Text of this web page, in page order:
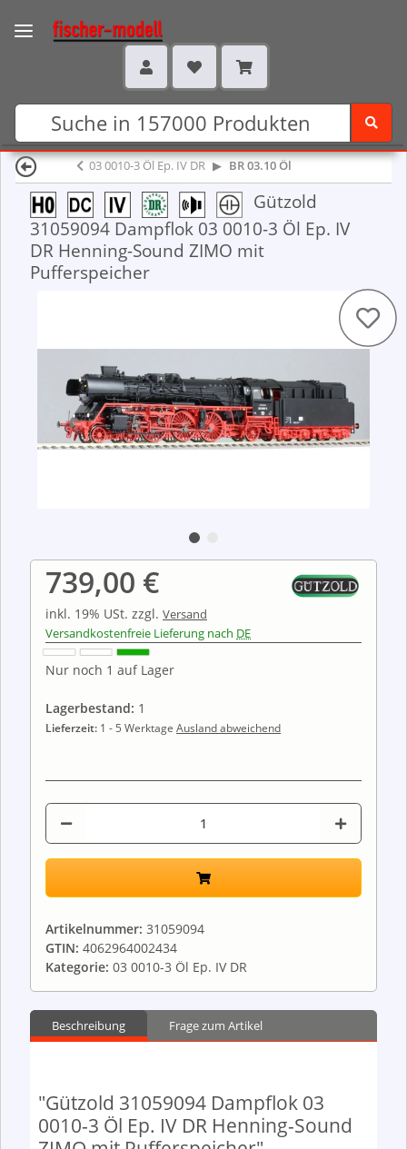
03 0010-3 Öl Ep. IV DR BR 03.10 Öl
Gützold
31059094 Dampflok 03 0010-3 Öl Ep. IV
DR Henning-Sound ZIMO mit
Pufferspeicher
739,00 €
inkl. 19% USt. zzgl. Versand
Versandkostenfreie Lieferung nach DE
Nur noch 1 auf Lager
Lagerbestand: 1
Lieferzeit: 1 - 5 Werktage Ausland abweichend
Artikelnummer: 31059094
GTIN: 4062964002434
Kategorie: 03 0010-3 Öl Ep. IV DR
Beschreibung Frage zum Artikel
"Gützold 31059094 Dampflok 03
0010-3 Öl Ep. IV DR Henning-Sound